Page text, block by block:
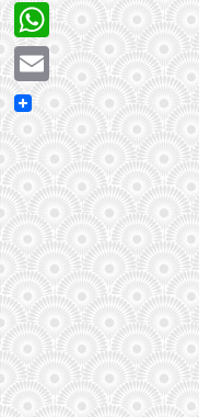
Reddit
WhatsApp
Email